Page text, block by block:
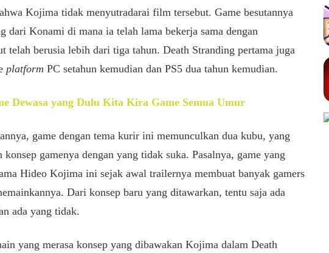
Kojima tidak menyutradarai film tersebut. Game besutannya
dari Konami di mana ia telah lama bekerja sama dengan
telah berusia lebih dari tiga tahun. Death Stranding pertama juga
platform PC setahun kemudian dan PS5 dua tahun kemudian.
Dewasa yang Dulu Kita Kira Game Semua Umur
game dengan tema kurir ini memunculkan dua kubu, yang
konsep gamenya dengan yang tidak suka. Pasalnya, game yang
Hideo Kojima ini sejak awal trailernya membuat banyak gamers
Dari konsep baru yang ditawarkan, tentu saja ada
ada yang tidak.
yang merasa konsep yang dibawakan Kojima dalam Death